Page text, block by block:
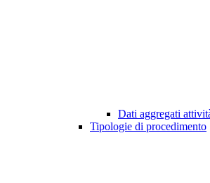
Dati aggregati
Tipologie di procedimento